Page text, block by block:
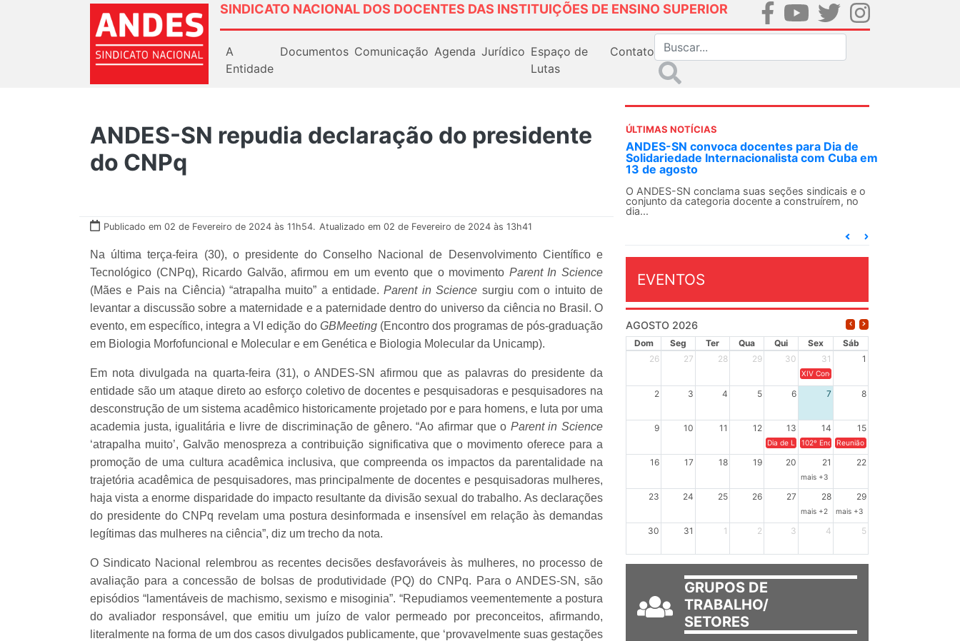
SINDICATO NACIONAL DOS DOCENTES DAS INSTITUIÇÕES DE ENSINO SUPERIOR
A
Entidade
Documentos Comunicação Agenda Jurídico Espaço de
Lutas
Contato
ANDES-SN repudia declaração do presidente
do CNPq
Publicado em 02 de Fevereiro de 2024 às 11h54. Atualizado em 02 de Fevereiro de 2024 às 13h41
Na última terça-feira (30), o presidente do Conselho Nacional de Desenvolvimento Científico e
Tecnológico (CNPq), Ricardo Galvão, afirmou em um evento que o movimento Parent In Science
(Mães e Pais na Ciência) “atrapalha muito” a entidade.Parent in Science surgiu com o intuito de
levantar a discussão sobre a maternidade e a paternidade dentro do universo da ciência no Brasil. O
evento, em específico, integra a VI edição do GBMeeting(Encontro dos programas de pós-graduação
em Biologia Morfofuncional e Molecular e em Genética e Biologia Molecular da Unicamp).
Em nota divulgada na quarta-feira (31), o ANDES-SN afirmou que as palavras do presidente da
entidade são um ataque direto ao esforço coletivo de docentes e pesquisadoras e pesquisadores na
desconstrução de um sistema acadêmico historicamente projetado por e para homens, e luta por uma
academia justa, igualitária e livre de discriminação de gênero. “Ao afirmar que o Parent in Science
‘atrapalha muito’, Galvão menospreza a contribuição significativa que o movimento oferece para a
promoção de uma cultura acadêmica inclusiva, que compreenda os impactos da parentalidade na
trajetória acadêmica de pesquisadores, mas principalmente de docentes e pesquisadoras mulheres,
haja vista a enorme disparidade do impacto resultante da divisão sexual do trabalho. As declarações
do presidente do CNPq revelam uma postura desinformada e insensível em relação às demandas
legítimas das mulheres na ciência”, diz um trecho da nota.
O Sindicato Nacional relembrou as recentes decisões desfavoráveis às mulheres, no processo de
avaliação para a concessão de bolsas de produtividade (PQ) do CNPq. Para o ANDES-SN, são
episódios “lamentáveis de machismo, sexismo e misoginia”. “Repudiamos veementemente a postura
do avaliador responsável, que emitiu um juízo de valor permeado por preconceitos, afirmando,
literalmente na forma de um dos casos divulgados publicamente, que ‘provavelmente suas gestações
ÚLTIMAS NOTÍCIAS
ANDES-SN convoca docentes para Dia de
Solidariedade Internacionalista com Cuba em
13 de agosto
O ANDES-SN conclama suas seções sindicais e o
conjunto da categoria docente a construírem, no
dia...
EVENTOS
AGOSTO 2026
Dom Seg Ter Qua Qui Sex
Sáb
26
27 28 29 30 31 1
XIV Congresso Brasileiro de
2 3 4 5 6 7 8
9 10 11 12 13 14 15
Dia de Luta em Defesa de Cuba e da Soberania dos
102º Encontro da Regional Leste, “Em terra
Reunião GTPE.
16 17 18 19 20 21 22
mais +3
23 24 25 26 27 28 29
mais +2 mais +3
30 31 1 2 3 4 5
GRUPOS DE
TRABALHO/
SETORES